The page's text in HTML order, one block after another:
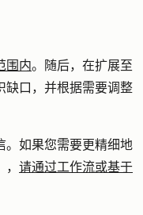
围内。随后，在扩展至
缺口，并根据需要调整
。如果您需要更精细地
请通过工作流或基于